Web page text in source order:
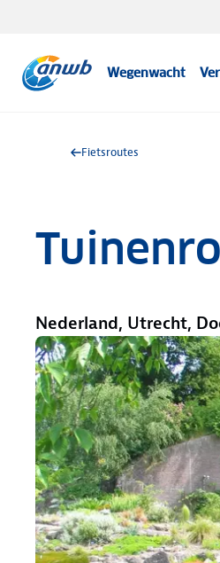
Wegenwacht
Fietsroutes
Nederland, Utrecht,